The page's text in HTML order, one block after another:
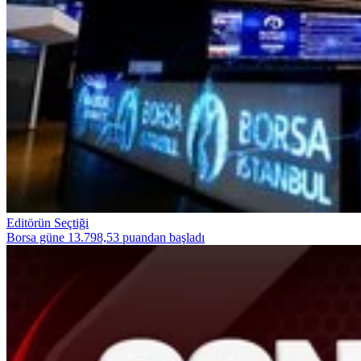
Editörün Seçtiği
Borsa güne 13.798,53 puandan başladı